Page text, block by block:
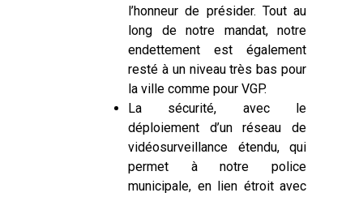
l’honneur de présider. Tout au
long de notre mandat, notre
endettement est également
resté à un niveau très bas pour
la ville comme pour VGP.
La sécurité, avec le
déploiement d’un réseau de
vidéosurveillance étendu, qui
permet à notre police
municipale, en lien étroit avec